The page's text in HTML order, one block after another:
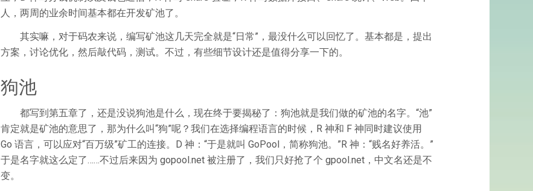
人，两周的业余时间基本都在开发矿池了。
其实嘛，对于码农来说，编写矿池这几天完全就是“日常”，最没什么可以回忆了。基本都是，提出
方案，讨论优化，然后敲代码，测试。不过，有些细节设计还是值得分享一下的。
狗池
都写到第五章了，还是没说狗池是什么，现在终于要揭秘了：狗池就是我们做的矿池的名字。“池”
肯定就是矿池的意思了，那为什么叫“狗”呢？我们在选择编程语言的时候，R 神和 F 神同时建议使用
Go 语言，可以应对“百万级”矿工的连接。D 神：“于是就叫 GoPool，简称狗池。”R 神：“贱名好养活。”
于是名字就这么定了……不过后来因为 gopool.net 被注册了，我们只好抢了个 gpool.net，中文名还是不
变。